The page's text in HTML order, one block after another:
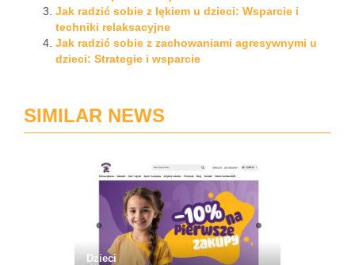
Jak radzić sobie z lękiem u dzieci: Wsparcie i
techniki relaksacyjne
Jak radzić sobie z zachowaniami agresywnymi u
dzieci: Strategie i wsparcie
SIMILAR NEWS
Dzieci